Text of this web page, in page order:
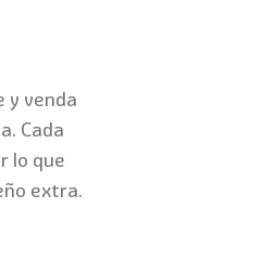
y venda
Cada
lo que
extra.